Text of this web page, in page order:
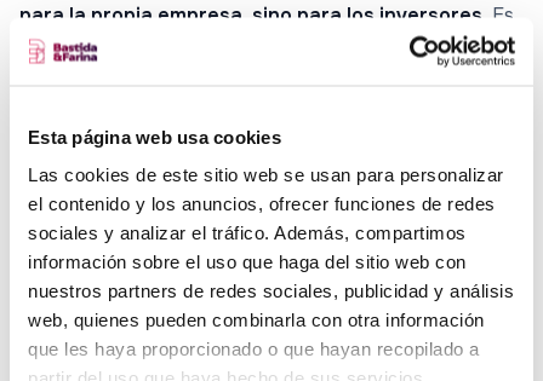
Esta página web usa cookies
Las cookies de este sitio web se usan para personalizar
el contenido y los anuncios, ofrecer funciones de redes
sociales y analizar el tráfico. Además, compartimos
información sobre el uso que haga del sitio web con
nuestros partners de redes sociales, publicidad y análisis
web, quienes pueden combinarla con otra información
que les haya proporcionado o que hayan recopilado a
para la propia empresa, sino para los inversores. Es
por ello que debe reflejar de forma clara un análisis de
empresa y unas conclusiones que incluyan información
El capital humano de la startup, un
aspecto a tener en cuenta
Por último, aunque muchos proyectos suelen empezar
con un solo emprendedor, lo más probable es que